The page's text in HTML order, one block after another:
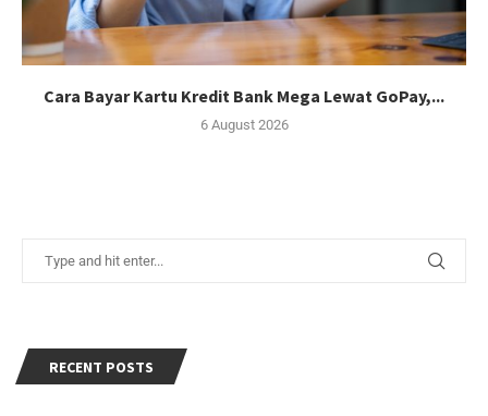
Cara Bayar Kartu Kredit Bank Mega Lewat GoPay,...
6 August 2026
RECENT POSTS